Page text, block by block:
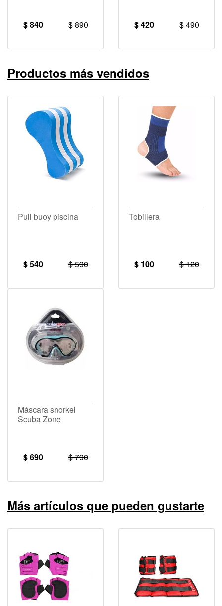
$ 840 $ 890 $ 420 $ 490
Productos más vendidos
Pull buoy piscina
$ 540 $ 590
Tobillera
$ 100 $ 120
Máscara snorkel
Scuba Zone
$ 690 $ 790
Más artículos que pueden gustarte